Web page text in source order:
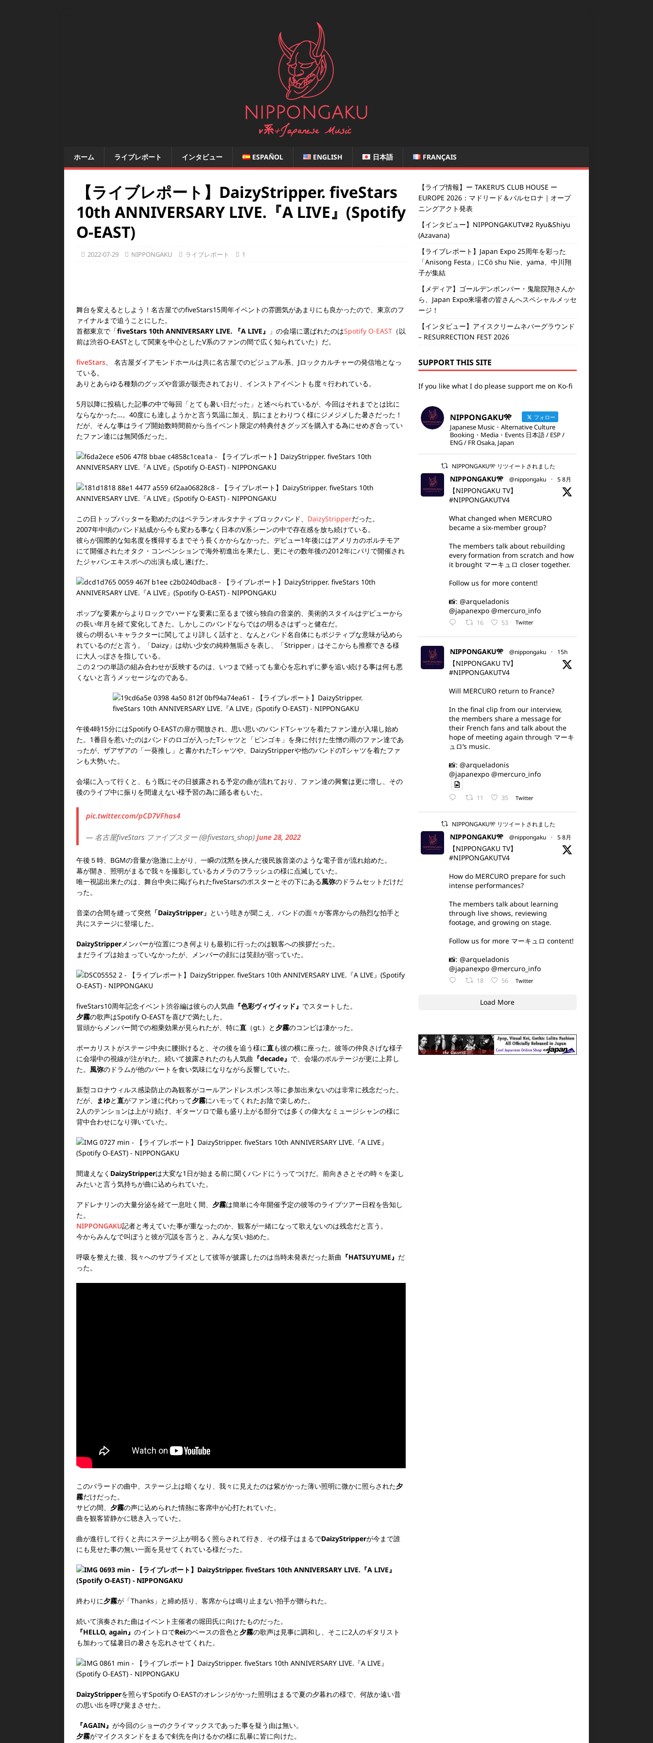
ホーム ライブレポート インタビュー ESPAÑOL ENGLISH 日本語 FRANÇAIS
【ライブレポート】DaizyStripper. fiveStars
10th ANNIVERSARY LIVE.『A LIVE』(Spotify
O-EAST)
2022-07-29 NIPPONGAKU ライブレポート 1
舞台を変えるとしよう！名古屋でのfiveStars15周年イベントの雰囲気があまりにも良かったので、東京のフ
ァイナルまで追うことにした。
首都東京で「fiveStars 10th ANNIVERSARY LIVE. 『A LIVE』 」の会場に選ばれたのはSpotify O-EAST （以
前は渋谷O-EASTとして関東を中心としたV系のファンの間で広く知られていた）だ。
fiveStars、 名古屋ダイアモンドホールは共に名古屋でのビジュアル系、Jロックカルチャーの発信地となっ
ている。
ありとあらゆる種類のグッズや音源が販売されており、インストアイベントも度々行われている。
5月以降に投稿した記事の中で毎回「とても暑い日だった」と述べられているが、今回はそれまでとは比に
ならなかった…。40度にも達しようかと言う気温に加え、肌にまとわりつく様にジメジメした暑さだった！
だが、そんな事はライブ開始数時間前から当イベント限定の特典付きグッズを購入する為にせめぎ合ってい
たファン達には無関係だった。
この日トップバッターを勤めたのはベテランオルタナティブロックバンド、 DaizyStripperだった。
2007年中頃のバンド結成から今も変わる事なく日本のV系シーンの中で存在感を放ち続けている。
彼らが国際的な知名度を獲得するまでそう長くかからなかった。デビュー1年後にはアメリカのボルチモア
にて開催されたオタク・コンベンションで海外初進出を果たし、更にその数年後の2012年にパリで開催され
たジャパンエキスポへの出演も成し遂げた。
ポップな要素からよりロックでハードな要素に至るまで彼ら独自の音楽的、美術的スタイルはデビューから
の長い年月を経て変化してきた。しかしこのバンドならではの明るさはずっと健在だ。
彼らの明るいキャラクターに関してより詳しく話すと、なんとバンド名自体にもポジティブな意味が込めら
れているのだと言う。「Daizy」は幼い少女の純粋無垢さを表し、「Stripper」はそこからも推察できる様
に大人っぽさを指している。
この２つの単語の組み合わせが反映するのは、いつまで経っても童心を忘れずに夢を追い続ける事は何も悪
くないと言うメッセージなのである。
午後4時15分にはSpotify O-EASTの扉が開放され、思い思いのバンドTシャツを着たファン達が入場し始め
た。1番目を惹いたのはバンドのロゴが入ったTシャツと「ピンゴキ」を身に付けた生憎の雨のファン達であ
ったが、ザアザアの「一葵推し」と書かれたTシャツや、DaizyStripperや他のバンドのTシャツを着たファ
ンも大勢いた。
会場に入って行くと、もう既にその日披露される予定の曲が流れており、ファン達の興奮は更に増し、その
後のライブ中に振りを間違えない様予習の為に踊る者もいた。
pic.twitter.com/pCD7VFhas4
— 名古屋fiveStars ファイブスター (@fivestars_shop) June 28, 2022
午後５時、BGMの音量が急激に上がり、一瞬の沈黙を挟んだ後民族音楽のような電子音が流れ始めた。
幕が開き、照明がまるで我々を撮影しているカメラのフラッシュの様に点滅していた。
唯一視認出来たのは、舞台中央に掲げられたfiveStarsのポスターとその下にある風弥のドラムセットだけだ
った。
音楽の合間を縫って突然 「DaizyStripper」 という呟きが聞こえ、バンドの面々が客席からの熱烈な拍手と
共にステージに登場した。
DaizyStripperメンバーが位置につき何よりも最初に行ったのは観客への挨拶だった。
まだライブは始まっていなかったが、メンバーの顔には笑顔が宿っていた。
fiveStars10周年記念イベント渋谷編は彼らの人気曲 『色彩ヴィヴィッド』 でスタートした。
夕霧の歌声はSpotify O-EASTを喜びで満たした。
冒頭からメンバー間での相乗効果が見られたが、特に直 （gt.）と 夕霧のコンビは凄かった。
ボーカリストがステージ中央に腰掛けると、その後を追う様に直も彼の横に座った。彼等の仲良さげな様子
に会場中の視線が注がれた。 続いて披露されたのも人気曲 『decade』 で、会場のボルテージが更に上昇し
た。 風弥のドラムが他のパートを食い気味になりながら反響していた。
新型コロナウィルス感染防止の為観客がコールアンドレスポンス等に参加出来ないのは非常に残念だった。
だが、
まゆと直がファン達に代わって夕霧にハモってくれたお陰で楽しめた。
2人のテンションは上がり続け、ギターソロで最も盛り上がる部分では多くの偉大なミュージシャンの様に
背中合わせになり弾いていた。
間違えなく DaizyStripperは大変な1日が始まる前に聞くバンドにうってつけだ。 前向きさとその時々を楽し
みたいと言う気持ちが曲に込められていた。
アドレナリンの大量分泌を経て一息吐く間、 夕霧は簡単に今年開催予定の彼等のライブツアー日程を告知し
た。
NIPPONGAKU記者と考えていた事が重なったのか、観客が一緒になって歌えないのは残念だと言う。
今からみんなで叫ぼうと彼が冗談を言うと、みんな笑い始めた。
呼吸を整えた後、我々へのサプライズとして彼等が披露したのは当時未発表だった新曲 『HATSUYUME』 だ
った。
このバラードの曲中、ステージ上は暗くなり、我々に見えたのは紫がかった薄い照明に微かに照らされた夕
霧だけだった。
サビの間、 夕霧の声に込められた情熱に客席中が心打たれていた。
曲を観客皆静かに聴き入っていた。
曲が進行して行くと共にステージ上が明るく照らされて行き、その様子はまるでDaizyStripperが今まで誰
にも見せた事の無い一面を見せてくれている様だった。
終わりに夕霧が「Thanks」と締め括り、客席からは鳴り止まない拍手が贈られた。
続いて演奏された曲はイベント主催者の堀田氏に向けたものだった。
『HELLO, again』 のイントロでReiのベースの音色と 夕霧の歌声は見事に調和し、そこに2人のギタリスト
も加わって猛暑日の暑さを忘れさせてくれた。
DaizyStripperを照らすSpotify O-EASTのオレンジがかった照明はまるで夏の夕暮れの様で、何故か遠い昔
の思い出を呼び覚まさせた。
『AGAIN』 が今回のショーのクライマックスであった事を疑う由は無い。
夕霧がマイクスタンドをまるで剣先を向けるかの様に乱暴に皆に向けた。
【ライブ情報】ー TAKERU’S CLUB HOUSE ー
EUROPE 2026：マドリード＆バルセロナ｜オープ
ニングアクト発表
【インタビュー】NIPPONGAKUTV#2 Ryu&Shiyu
(Azavana)
【ライブレポート】Japan Expo 25周年を彩った
「Anisong Festa」にCö shu Nie、yama、中川翔
子が集結
【メディア】ゴールデンボンバー・鬼龍院翔さんか
ら、Japan Expo来場者の皆さんへスペシャルメッセ
ージ！
【インタビュー】アイスクリームネバーグラウンド
– RESURRECTION FEST 2026
SUPPORT THIS SITE
If you like what I do please support me on Ko-fi
NIPPONGAKU🎌 フォロー
Japanese Music・Alternative Culture
Booking・Media・Events 日本語 / ESP /
ENG / FR Osaka, Japan
NIPPONGAKU🎌 リツイートされました
NIPPONGAKU🎌 @nippongaku · 5 8月
【NIPPONGAKU TV】
#NIPPONGAKUTV4
What changed when MERCURO
became a six-member group?
The members talk about rebuilding
every formation from scratch and how
it brought マーキュロ closer together.
Follow us for more content!
📸: @arqueladonis
@japanexpo @mercuro_info
16 53 Twitter
NIPPONGAKU🎌 @nippongaku · 15h
【NIPPONGAKU TV】
#NIPPONGAKUTV4
Will MERCURO return to France?
In the final clip from our interview,
the members share a message for
their French fans and talk about the
hope of meeting again through マーキ
ュロ’s music.
📸: @arqueladonis
@japanexpo @mercuro_info
11 35 Twitter
NIPPONGAKU🎌 リツイートされました
NIPPONGAKU🎌 @nippongaku · 5 8月
【NIPPONGAKU TV】
#NIPPONGAKUTV4
How do MERCURO prepare for such
intense performances?
The members talk about learning
through live shows, reviewing
footage, and growing on stage.
Follow us for more マーキュロ content!
📸: @arqueladonis
@japanexpo @mercuro_info
18 56 Twitter
Load More